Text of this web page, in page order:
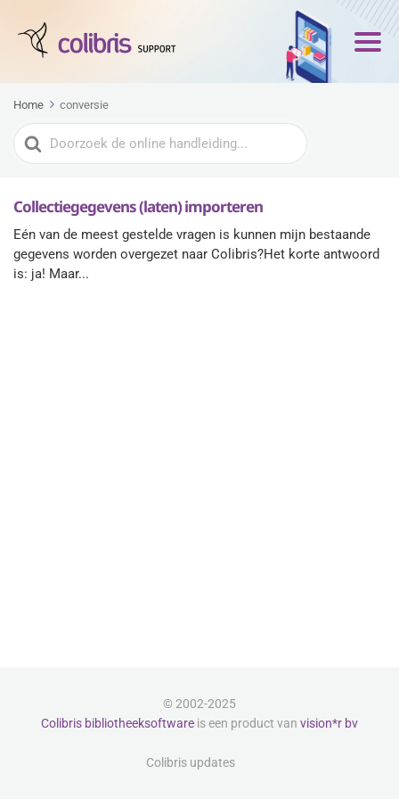
Home conversie
Zoeken
naar
Collectiegegevens (laten) importeren
Eén van de meest gestelde vragen is kunnen mijn bestaande
gegevens worden overgezet naar Colibris?Het korte antwoord
is: ja! Maar...
© 2002-2025
Colibris bibliotheeksoftware is een product van vision*r bv
Colibris updates